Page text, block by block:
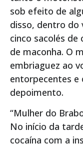
sob efeito de
disso, dentro do
cinco sacolés
de maconha. O
embriaguez ao
entorpecentes e
depoimento.
“Mulher do
No início da
cocaína com a